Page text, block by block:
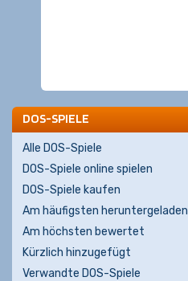
DOS-SPIELE
Alle DOS-Spiele
DOS-Spiele online spielen
DOS-Spiele kaufen
Am häufigsten heruntergeladen
Am höchsten bewertet
Kürzlich hinzugefügt
Verwandte DOS-Spiele